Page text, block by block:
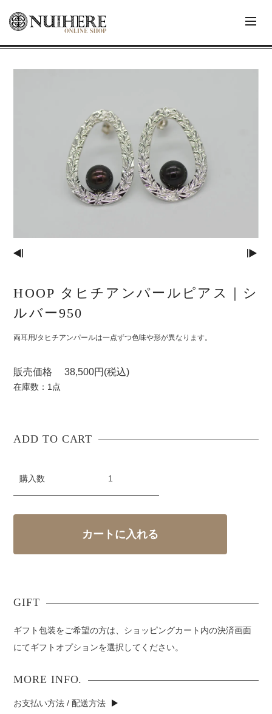
HOOP タヒチアンパールピアス｜シ
ルバー950
両耳用/タヒチアンパールは一点ずつ色味や形が異なります。
販売価格 38,500円(税込)
在庫数：1点
購入数
ギフト包装をご希望の方は、ショッピングカート内の決済画面
にてギフトオプションを選択してください。
お支払い方法 / 配送方法